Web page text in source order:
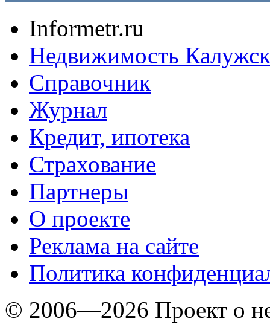
Informetr.ru
Недвижимость
Справочник
Журнал
Кредит, ипотека
Страхование
Партнеры
O проекте
Реклама на сайте
Политика
© 2006—2026 Проект о